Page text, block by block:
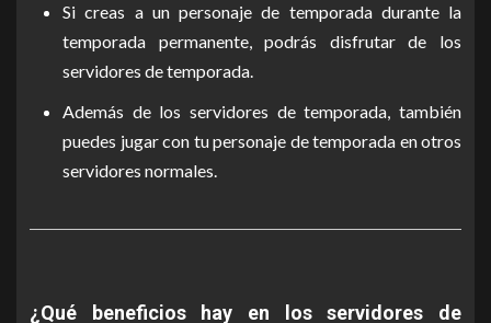
Si creas a un personaje de temporada durante la
temporada permanente, podrás disfrutar de los
servidores de temporada.
Además de los servidores de temporada, también
puedes jugar con tu personaje de temporada en otros
servidores normales.
¿Qué beneficios hay en los servidores de